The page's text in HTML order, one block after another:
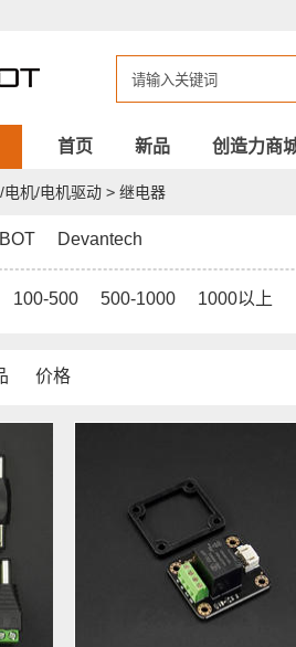
首页 新品 创造力商
电机/电机驱动 > 继电器
Devantech
100-500 500-1000 1000以上
价格